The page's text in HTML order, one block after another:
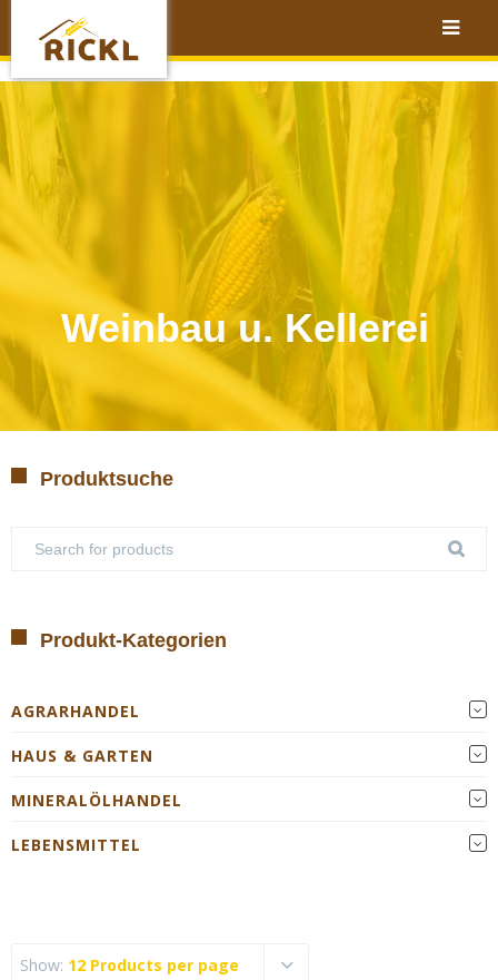
Weinbau u. Kellerei
Show: 12 Products per page
Produktsuche
Produkt-Kategorien
AGRARHANDEL
HAUS & GARTEN
MINERALÖLHANDEL
LEBENSMITTEL